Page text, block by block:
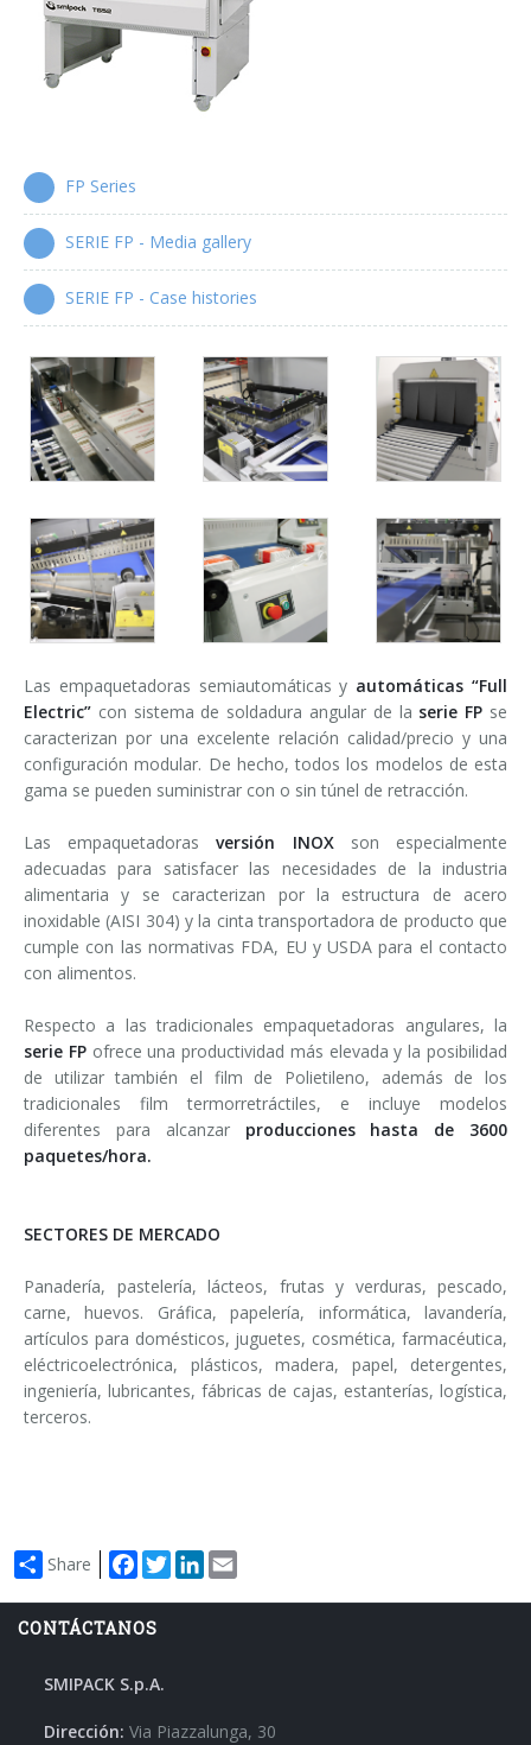
Enfardadoras automáticas con lance de film
Serie XP
Encartonadoras wrap-around
Colocadoras automáticas de asas
Serie HA
FP Series
SERIE FP - Media gallery
SERIE FP - Case histories
Las empaquetadoras semiautomáticas y automáticas “Full
Electric” con sistema de soldadura angular de la serie FP se
caracterizan por una excelente relación calidad/precio y una
configuración modular. De hecho, todos los modelos de esta
gama se pueden suministrar con o sin túnel de retracción.
Las empaquetadorasversión INOX son especialmente
adecuadas para satisfacer las necesidades de la industria
alimentaria y se caracterizan por la estructura de acero
inoxidable (AISI 304) y la cinta transportadora de producto que
cumple con las normativas FDA, EU y USDA para el contacto
con alimentos.
Respecto a las tradicionales empaquetadoras angulares, la
serie FPofrece una productividad más elevada y la posibilidad
de utilizar también el film de Polietileno, además de los
tradicionales film termorretráctiles, e incluye modelos
diferentes para alcanzar producciones hasta de 3600
paquetes/hora.
SECTORES DE MERCADO
Panadería, pastelería, lácteos, frutas y verduras, pescado,
carne, huevos. Gráfica, papelería, informática, lavandería,
artículos para domésticos, juguetes, cosmética, farmacéutica,
eléctricoelectrónica, plásticos, madera, papel, detergentes,
ingeniería, lubricantes, fábricas de cajas, estanterías, logística,
terceros.
Share Facebook
TwitterLinkedIn
CONTÁCTANOS
SMIPACK S.p.A.
Dirección: Via Piazzalunga, 30